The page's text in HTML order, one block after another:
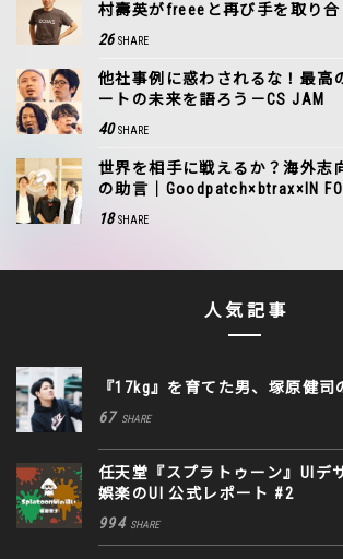
村壽英がfreeeと再び手を取り
26 SHARE
他社事例に惑わされるな！最高
ートの未来を語ろう－CS JAM
40 SHARE
世界を相手に戦えるか？海外志
の助言｜Goodpatch×btrax×IN
18 SHARE
人気記事
『17kg』を育てた男、塚原健司
67 SHARE
任天堂『スプラトゥーン』UIデ
娯楽のUI 公式レポート #2
994 SHARE